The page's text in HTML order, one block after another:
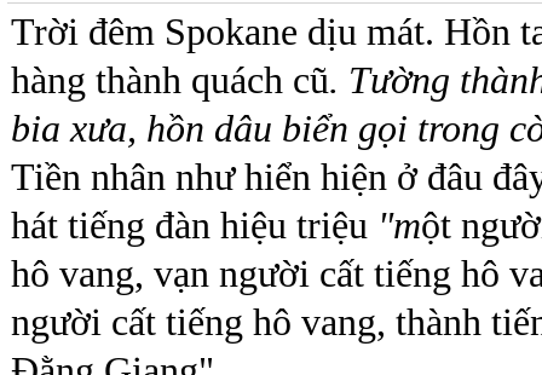
Trời đêm Spokane dịu mát. Hồn
hàng thành quách cũ. Tường
bia xưa, hồn dâu biển gọi trong
Tiền nhân như hiển hiện ở đâu
hát tiếng đàn hiệu triệu "một
hô vang, vạn người cất tiếng hô
người cất tiếng hô vang, thành